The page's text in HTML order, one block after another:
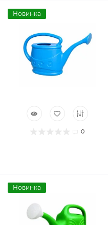
Новинка
0
Новинка